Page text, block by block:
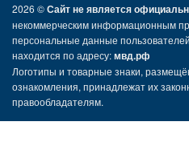
2026 ©Сайт не является
некоммерческим информационным
персональные данные
находится по адресу:мвд.рф
Логотипы и товарные знаки,
ознакомления, принадлежат их
правообладателям.